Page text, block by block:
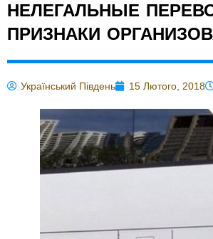
НЕЛЕГАЛЬНЫЕ
ПРИЗНАКИ
Український Південь 15 Лютого, 2018